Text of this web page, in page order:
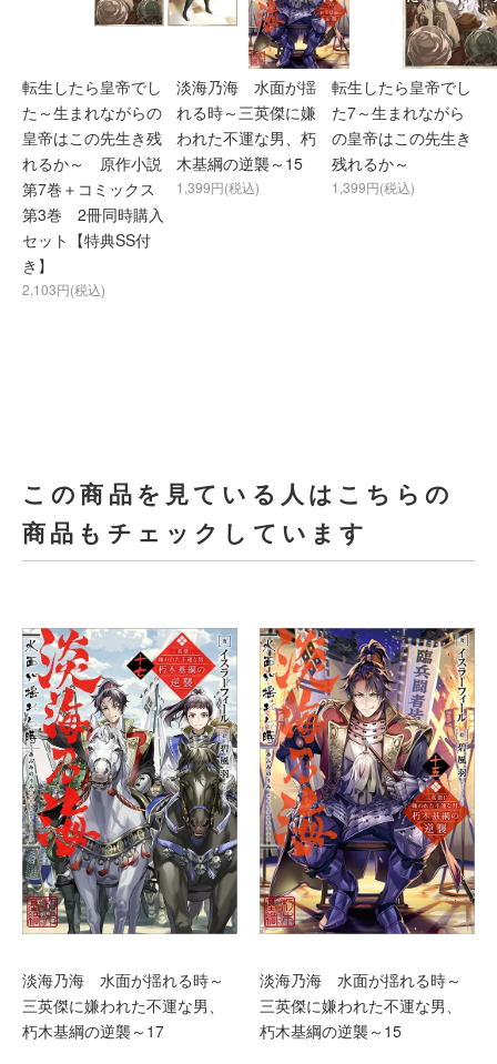
転生したら皇帝でし
た～生まれながらの
皇帝はこの先生き残
れるか～ 原作小説
第7巻＋コミックス
第3巻 2冊同時購入
セット【特典SS付
き】
2,103円(税込)
淡海乃海 水面が揺
れる時～三英傑に嫌
われた不運な男、朽
木基綱の逆襲～15
1,399円(税込)
転生したら皇帝でし
た7～生まれながら
の皇帝はこの先生き
残れるか～
1,399円(税込)
この商品を見ている人はこちらの
商品もチェックしています
淡海乃海 水面が揺れる時～
三英傑に嫌われた不運な男、
朽木基綱の逆襲～17
淡海乃海 水面が揺れる時～
三英傑に嫌われた不運な男、
朽木基綱の逆襲～15